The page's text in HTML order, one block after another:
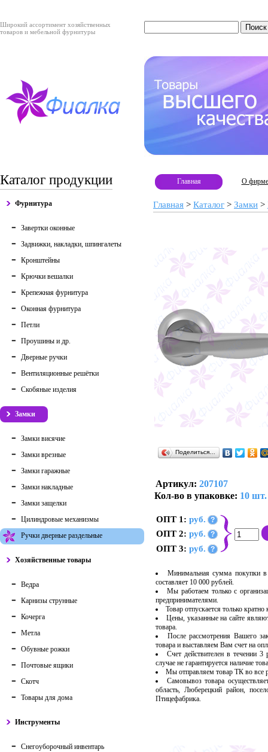
Широкий ассортимент хозяйственных
товаров и мебельной фурнитуры
Каталог продукции
Фурнитура
Завертки оконные
Задвижки, накладки, шпингалеты
Кронштейны
Крючки вешалки
Крепежная фурнитура
Оконная фурнитура
Петли
Проушины и др.
Дверные ручки
Вентиляционные решётки
Скобяные изделия
Замки
Замки висячие
Замки врезные
Замки гаражные
Замки накладные
Замки защелки
Цилиндровые механизмы
Ручки дверные раздельные
Хозяйственные товары
Ведра
Карнизы струнные
Кочерга
Метла
Обувные рожки
Почтовые ящики
Скотч
Товары для дома
Инструменты
Снегоуборочный инвентарь
Главная О фирме
Главная > Каталог > Замки >
Поделиться…
Артикул: 207107
Кол-во в упаковке: 10 шт.
ОПТ 1: руб. ?
ОПТ 2: руб. ?
ОПТ 3: руб. ?
Минимальная сумма покупки в
составляет 10 000 рублей.
Мы работаем только с
предпринимателями.
Товар отпускается только
Цены, указанные на сайте
товара.
После рассмотрения Вашего
товара и выставляем Вам счет на
Счет действителен в течении
случае не гарантируется наличие
Мы отправляем товар ТК во
Самовывоз товара
область, Люберецкий район,
Птицефабрика.